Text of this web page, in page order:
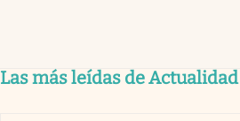
Las más leídas de Actualidad